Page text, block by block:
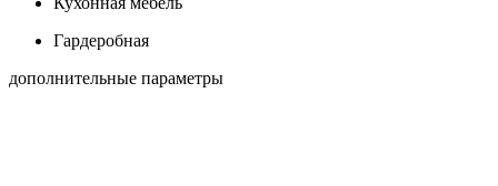
Гардеробная
дополнительные параметры